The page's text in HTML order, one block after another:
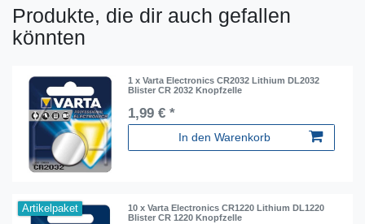
Produkte, die dir auch gefallen
könnten
1 x Varta Electronics CR2032 Lithium DL2032
Blister CR 2032 Knopfzelle
1,99 € *
In den Warenkorb
Artikelpaket
10 x Varta Electronics CR1220 Lithium DL1220
Blister CR 1220 Knopfzelle